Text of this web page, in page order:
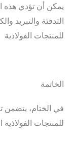
يمكن أن تؤدي هذه
التدفئة والتبريد
للمنتجات الفولاذية
الخاتمة
في الختام، يتضمن
للمنتجات